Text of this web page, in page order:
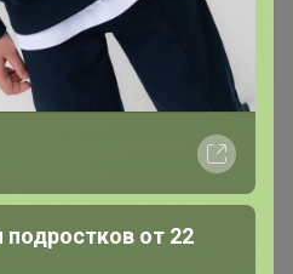
ok
день! После 20 выкупов,
уже выдано 23 выкупа,
подростков от 22